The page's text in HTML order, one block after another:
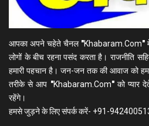
आपका अपने चहेते चैनल "Khabaram.Com"
लोगों के बीच रहना पसंद करता है। राजनीति
हमारी पहचान है। जन-जन तक की आवाज को
तरीके से आप "Khabaram.Com"को प्यार
रहेंगे।
हमसे जुड़ने के लिए संपर्क करें- +91-